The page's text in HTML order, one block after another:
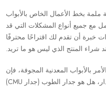
بخط الأعمال الخاص بالأبواب
مع جميع أنواع المشكلات التي قد
خبرة أن تقدم لك اقتراحًا محترفًا
شراء المنتج الذي ليس هو ما تريد.
بالأبواب المعدنية المجوفة، فإن
المورد المحترف سيطلب منك نوع الجدار، هل هو جدار الطوب (جدار CMU)